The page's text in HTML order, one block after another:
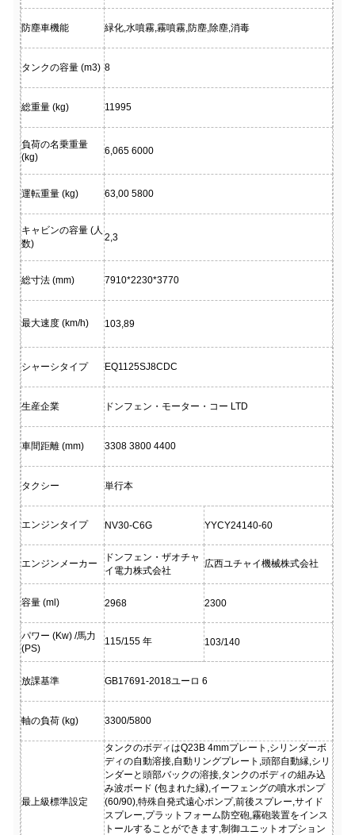
防塵車機能 緑化,水噴霧,霧噴霧,防塵,除塵,消毒
タンクの容量 (m3) 8
総重量 (kg) 11995
負荷の名乗重量
(kg)
6,065 6000
運転重量 (kg) 63,00 5800
キャビンの容量 (人
数)
2,3
総寸法 (mm) 7910*2230*3770
最大速度 (km/h) 103,89
シャーシタイプ EQ1125SJ8CDC
生産企業 ドンフェン・モーター・コー LTD
車間距離 (mm) 3308 3800 4400
タクシー 単行本
エンジンタイプ NV30-C6G YYCY24140-60
エンジンメーカー
ドンフェン・ザオチャ
イ電力株式会社
広西ユチャイ機械株式会社
容量 (ml) 2968 2300
パワー (Kw) /馬力
(PS)
115/155 年 103/140
放課基準 GB17691-2018ユーロ 6
軸の負荷 (kg) 3300/5800
最上級標準設定
タンクのボディはQ23B 4mmプレート,シリンダーボ
ディの自動溶接,自動リングプレート,頭部自動縁,シリ
ンダーと頭部バックの溶接,タンクのボディの組み込
み波ボード (包まれた縁),イーフェングの噴水ポンプ
(60/90),特殊自発式遠心ポンプ,前後スプレー,サイド
スプレー,プラットフォーム防空砲,霧砲装置をインス
トールすることができます,制御ユニットオプション